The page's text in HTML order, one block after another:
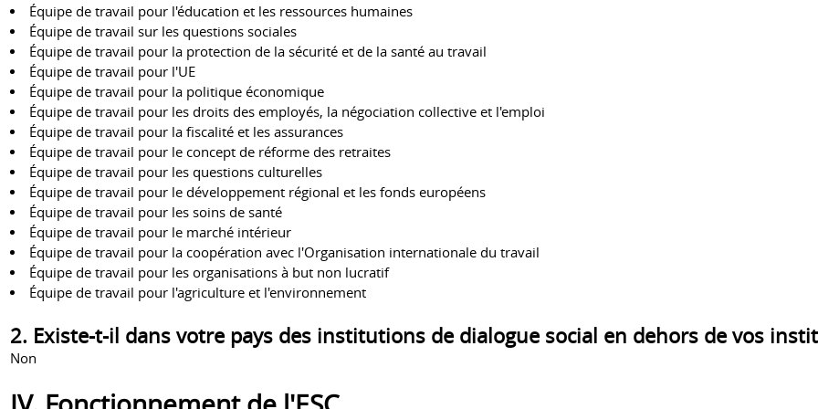
Équipe de travail pour l'éducation et les ressources humaines
Équipe de travail sur les questions sociales
Équipe de travail pour la protection de la sécurité et de la santé au travail
Équipe de travail pour l'UE
Équipe de travail pour la politique économique
Équipe de travail pour les droits des employés, la négociation collective et l'emploi
Équipe de travail pour la fiscalité et les assurances
Équipe de travail pour le concept de réforme des retraites
Équipe de travail pour les questions culturelles
Équipe de travail pour le développement régional et les fonds européens
Équipe de travail pour les soins de santé
Équipe de travail pour le marché intérieur
Équipe de travail pour la coopération avec l'Organisation internationale du travail
Équipe de travail pour les organisations à but non lucratif
Équipe de travail pour l'agriculture et l'environnement
2. Existe-t-il dans votre pays des institutions de dialogue social en dehors de vos
Non